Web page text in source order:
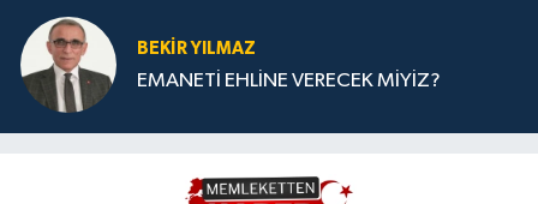
BEKIR YILMAZ
EMANETİ EHLİNE VERECEK MİYİZ?